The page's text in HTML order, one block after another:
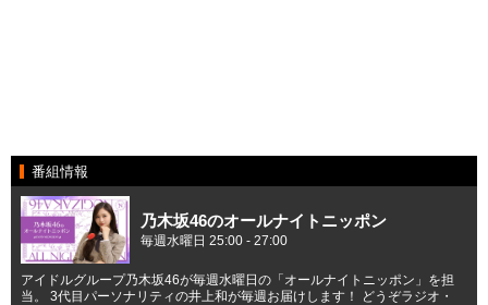
番組情報
乃木坂46のオールナイトニッポン
毎週水曜日 25:00 - 27:00
アイドルグループ乃木坂46が毎週水曜日の「オールナイトニッポン」を担
当。 3代目パーソナリティの井上和が毎週お届けします！ どうぞラジオ・